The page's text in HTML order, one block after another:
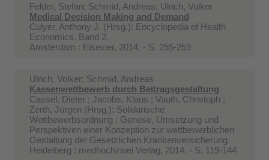
Felder, Stefan; Schmid, Andreas; Ulrich, Volker
Medical Decision Making and Demand
Culyer, Anthony J. (Hrsg.): Encyclopedia of Health
Economics. Band 2.
Amsterdam : Elsevier, 2014. - S. 255-259
Ulrich, Volker; Schmid, Andreas
Kassenwettbewerb durch Beitragsgestaltung
Cassel, Dieter ; Jacobs, Klaus ; Vauth, Christoph ;
Zerth, Jürgen (Hrsg.): Solidarische
Wettbewerbsordnung : Genese, Umsetzung und
Perspektiven einer Konzeption zur wettbewerblichen
Gestaltung der Gesetzlichen Krankenversicherung
Heidelberg : medhochzwei Verlag, 2014. - S. 119-144